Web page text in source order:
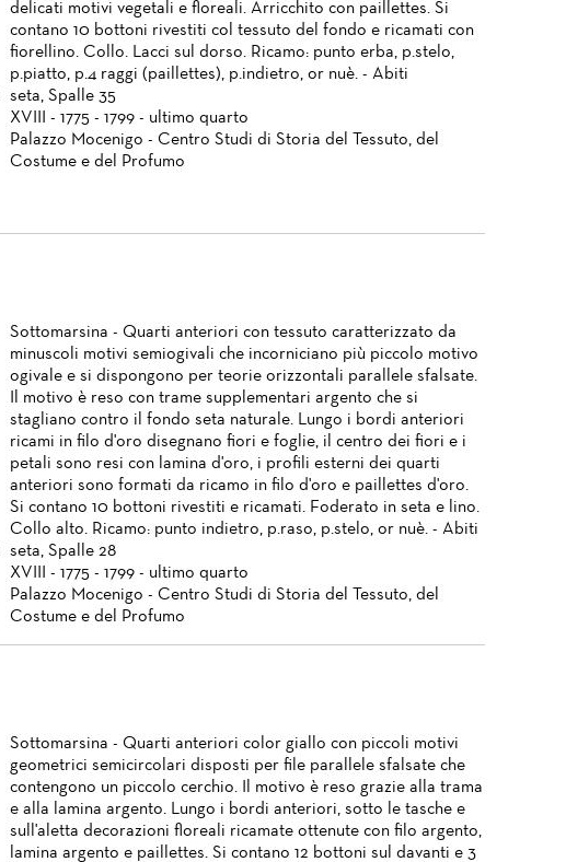
delicati motivi vegetali e floreali. Arricchito con paillettes. Si
contano 10 bottoni rivestiti col tessuto del fondo e ricamati con
fiorellino. Collo. Lacci sul dorso. Ricamo: punto erba, p.stelo,
p.piatto, p.4 raggi (paillettes), p.indietro, or nuè. - Abiti
seta, Spalle 35
XVIII - 1775 - 1799 - ultimo quarto
Palazzo Mocenigo - Centro Studi di Storia del Tessuto, del
Costume e del Profumo
Sottomarsina - Quarti anteriori con tessuto caratterizzato da
minuscoli motivi semiogivali che incorniciano più piccolo motivo
ogivale e si dispongono per teorie orizzontali parallele sfalsate.
Il motivo è reso con trame supplementari argento che si
stagliano contro il fondo seta naturale. Lungo i bordi anteriori
ricami in filo d'oro disegnano fiori e foglie, il centro dei fiori e i
petali sono resi con lamina d'oro, i profili esterni dei quarti
anteriori sono formati da ricamo in filo d'oro e paillettes d'oro.
Si contano 10 bottoni rivestiti e ricamati. Foderato in seta e lino.
Collo alto. Ricamo: punto indietro, p.raso, p.stelo, or nuè. - Abiti
seta, Spalle 28
XVIII - 1775 - 1799 - ultimo quarto
Palazzo Mocenigo - Centro Studi di Storia del Tessuto, del
Costume e del Profumo
Sottomarsina - Quarti anteriori color giallo con piccoli motivi
geometrici semicircolari disposti per file parallele sfalsate che
contengono un piccolo cerchio. Il motivo è reso grazie alla trama
e alla lamina argento. Lungo i bordi anteriori, sotto le tasche e
sull'aletta decorazioni floreali ricamate ottenute con filo argento,
lamina argento e paillettes. Si contano 12 bottoni sul davanti e 3